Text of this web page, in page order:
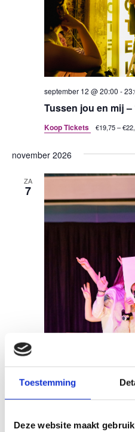
Toestemming
Deze website maakt
Tussen jou en mij
september 12 @ 20:00 -
Koop Tickets €19,75 –
november 2026
ZA
7